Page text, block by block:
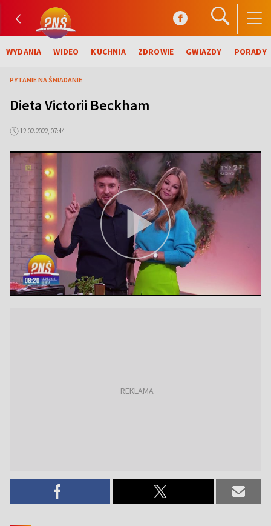
WYDANIA WIDEO KUCHNIA ZDROWIE GWIAZDY PORADY
PYTANIE NA ŚNIADANIE
Dieta Victorii Beckham
12.02.2022, 07:44